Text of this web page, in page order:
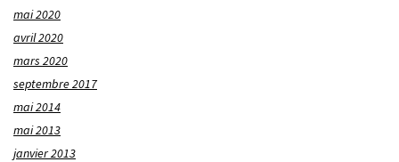
mai 2020
avril 2020
mars 2020
septembre 2017
mai 2014
mai 2013
janvier 2013